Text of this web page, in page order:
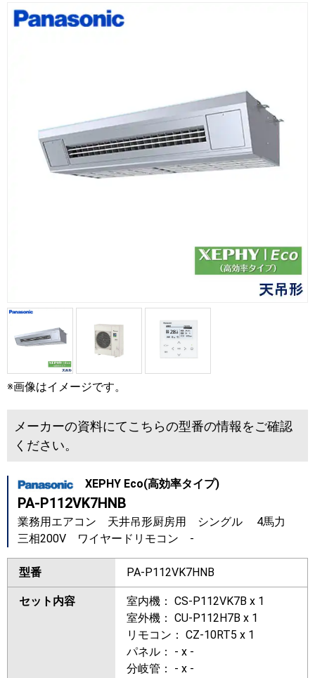
※画像はイメージです。
メーカーの資料にてこちらの型番の情報をご確認
ください。
XEPHY Eco(高効率タイプ)
PA-P112VK7HNB
業務用エアコン 天井吊形厨房用 シングル 4馬力
三相200V ワイヤードリモコン -
型番 PA-P112VK7HNB
セット内容
室内機： CS-P112VK7B x 1
室外機： CU-P112H7B x 1
リモコン： CZ-10RT5 x 1
パネル： - x -
分岐管： - x -